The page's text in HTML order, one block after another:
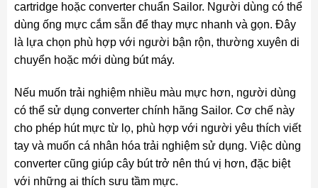
cartridge hoặc converter chuẩn Sailor. Người dùng có thể
dùng ống mực cắm sẵn để thay mực nhanh và gọn. Đây
là lựa chọn phù hợp với người bận rộn, thường xuyên di
chuyển hoặc mới dùng bút máy.
Nếu muốn trải nghiệm nhiều màu mực hơn, người dùng
có thể sử dụng converter chính hãng Sailor. Cơ chế này
cho phép hút mực từ lọ, phù hợp với người yêu thích viết
tay và muốn cá nhân hóa trải nghiệm sử dụng. Việc dùng
converter cũng giúp cây bút trở nên thú vị hơn, đặc biệt
với những ai thích sưu tầm mực.